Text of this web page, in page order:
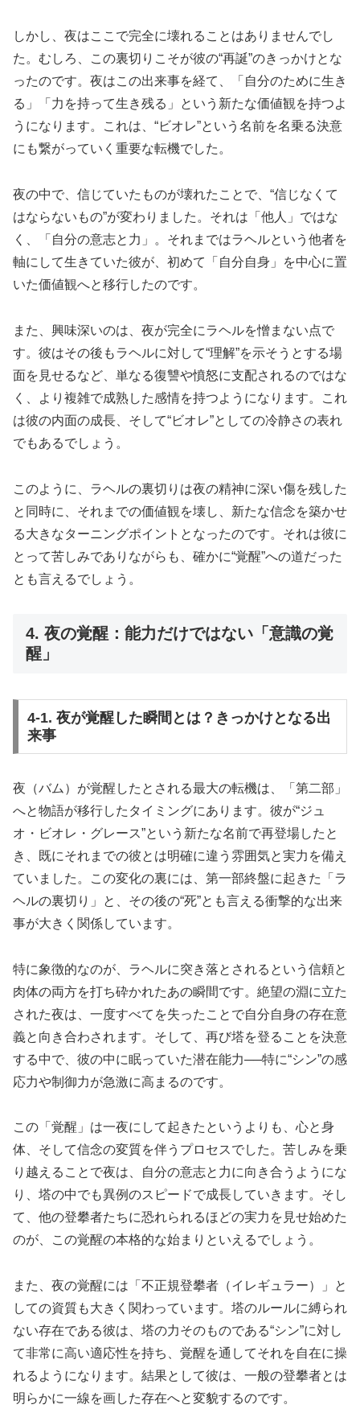
しかし、夜はここで完全に壊れることはありませんでし
た。むしろ、この裏切りこそが彼の“再誕”のきっかけとな
ったのです。夜はこの出来事を経て、「自分のために生き
る」「力を持って生き残る」という新たな価値観を持つよ
うになります。これは、“ビオレ”という名前を名乗る決意
にも繋がっていく重要な転機でした。
夜の中で、信じていたものが壊れたことで、“信じなくて
はならないもの”が変わりました。それは「他人」ではな
く、「自分の意志と力」。それまではラヘルという他者を
軸にして生きていた彼が、初めて「自分自身」を中心に置
いた価値観へと移行したのです。
また、興味深いのは、夜が完全にラヘルを憎まない点で
す。彼はその後もラヘルに対して“理解”を示そうとする場
面を見せるなど、単なる復讐や憤怒に支配されるのではな
く、より複雑で成熟した感情を持つようになります。これ
は彼の内面の成長、そして“ビオレ”としての冷静さの表れ
でもあるでしょう。
このように、ラヘルの裏切りは夜の精神に深い傷を残した
と同時に、それまでの価値観を壊し、新たな信念を築かせ
る大きなターニングポイントとなったのです。それは彼に
とって苦しみでありながらも、確かに“覚醒”への道だった
とも言えるでしょう。
4. 夜の覚醒：能力だけではない「意識の覚
醒」
4-1. 夜が覚醒した瞬間とは？きっかけとなる出
来事
夜（バム）が覚醒したとされる最大の転機は、「第二部」
へと物語が移行したタイミングにあります。彼が“ジュ
オ・ビオレ・グレース”という新たな名前で再登場したと
き、既にそれまでの彼とは明確に違う雰囲気と実力を備え
ていました。この変化の裏には、第一部終盤に起きた「ラ
ヘルの裏切り」と、その後の“死”とも言える衝撃的な出来
事が大きく関係しています。
特に象徴的なのが、ラヘルに突き落とされるという信頼と
肉体の両方を打ち砕かれたあの瞬間です。絶望の淵に立た
された夜は、一度すべてを失ったことで自分自身の存在意
義と向き合わされます。そして、再び塔を登ることを決意
する中で、彼の中に眠っていた潜在能力──特に“シン”の感
応力や制御力が急激に高まるのです。
この「覚醒」は一夜にして起きたというよりも、心と身
体、そして信念の変質を伴うプロセスでした。苦しみを乗
り越えることで夜は、自分の意志と力に向き合うようにな
り、塔の中でも異例のスピードで成長していきます。そし
て、他の登攀者たちに恐れられるほどの実力を見せ始めた
のが、この覚醒の本格的な始まりといえるでしょう。
また、夜の覚醒には「不正規登攀者（イレギュラー）」と
しての資質も大きく関わっています。塔のルールに縛られ
ない存在である彼は、塔の力そのものである“シン”に対し
て非常に高い適応性を持ち、覚醒を通してそれを自在に操
れるようになります。結果として彼は、一般の登攀者とは
明らかに一線を画した存在へと変貌するのです。